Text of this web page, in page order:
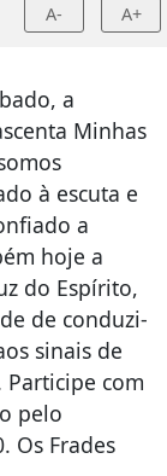
A- A+
a
Minhas
à escuta e
a
hoje a
do Espírito,
de conduzi-
sinais de
com
pelo
Os Frades